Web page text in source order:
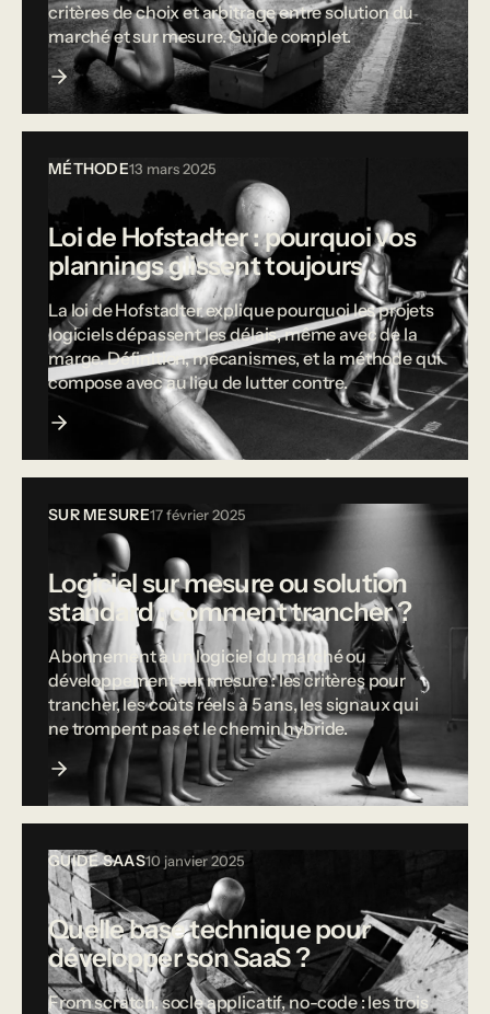
critères de choix et arbitrage entre solution du
marché et sur mesure. Guide complet.
MÉTHODE13 mars 2025
Loi de Hofstadter : pourquoi vos
plannings glissent toujours
La loi de Hofstadter explique pourquoi les projets
logiciels dépassent les délais, même avec de la
marge. Définition, mécanismes, et la méthode qui
compose avec au lieu de lutter contre.
SUR MESURE17 février 2025
Logiciel sur mesure ou solution
standard : comment trancher ?
Abonnement à un logiciel du marché ou
développement sur mesure : les critères pour
trancher, les coûts réels à 5 ans, les signaux qui
ne trompent pas et le chemin hybride.
GUIDE SAAS10 janvier 2025
Quelle base technique pour
développer son SaaS ?
From scratch, socle applicatif, no-code : les trois